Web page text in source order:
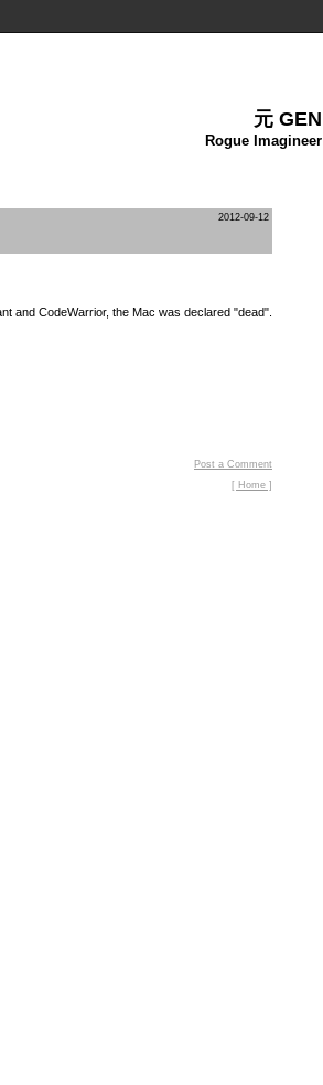
元 GEN
Rogue Imagineer
2012-09-12
and CodeWarrior, the Mac was declared "dead".
Post a Comment
[ Home ]